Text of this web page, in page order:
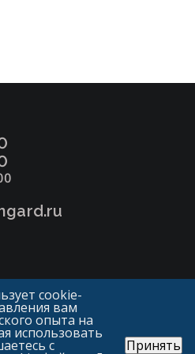
ГОСТ5632
ГОСТ5632
4 ГОСТ10007)
металлу»
сальниковое
и обработки
cookie-
вам
опыта на
использовать
с Принять